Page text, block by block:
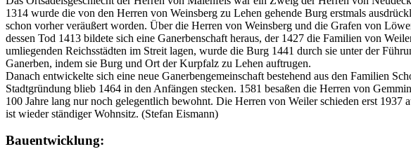
1314 wurde die von den Herren von Weinsberg zu Lehen gehende Burg erstmals
schon vorher veräußert worden. Über die Herren von Weinsberg und die Grafen von
dessen Tod 1413 bildete sich eine Ganerbenschaft heraus, der 1427 die Familien von
umliegenden Reichsstädten im Streit lagen, wurde die Burg 1441 durch sie unter der
Ganerben, indem sie Burg und Ort der Kurpfalz zu Lehen auftrugen.
Danach entwickelte sich eine neue Ganerbengemeinschaft bestehend aus den Familien
Stadtgründung blieb 1464 in den Anfängen stecken. 1581 besaßen die Herren von
100 Jahre lang nur noch gelegentlich bewohnt. Die Herren von Weiler schieden erst
ist wieder ständiger Wohnsitz. (Stefan Eismann)
Bauentwicklung: